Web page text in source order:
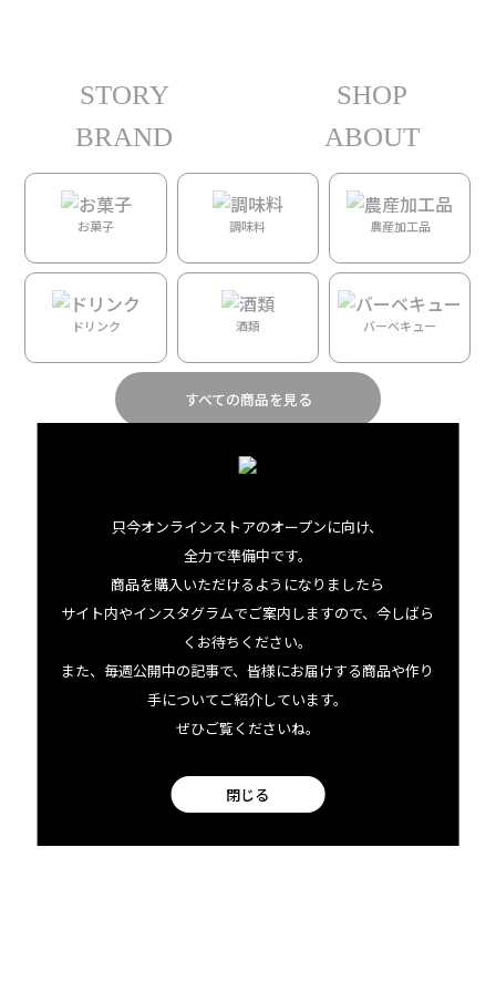
只今オンラインストアのオープンに向け、
全力で準備中です。
商品を購入いただけるようになりましたら
サイト内やインスタグラムでご案内しますので、今しばら
くお待ちください。
また、毎週公開中の記事で、皆様にお届けする商品や作り
手についてご紹介しています。
ぜひご覧くださいね。
閉じる
STORY
SHOP
BRAND
ABOUT
お菓子 調味料 農産加工品
ドリンク 酒類 バーベキュー
すべての商品を見る
/ 人物カテゴリー / / Ruth Hashisaka
Ruth Hashisaka
facebook
Instagram